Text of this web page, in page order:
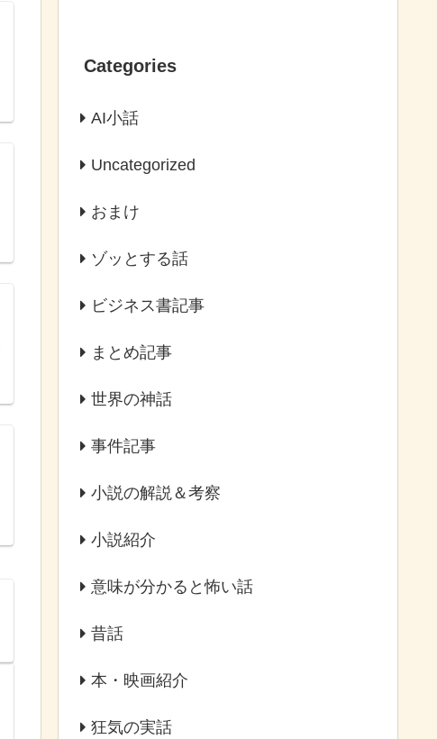
Categories
AI小話
Uncategorized
おまけ
ゾッとする話
ビジネス書記事
まとめ記事
世界の神話
事件記事
小説の解説＆考察
小説紹介
意味が分かると怖い話
昔話
本・映画紹介
狂気の実話